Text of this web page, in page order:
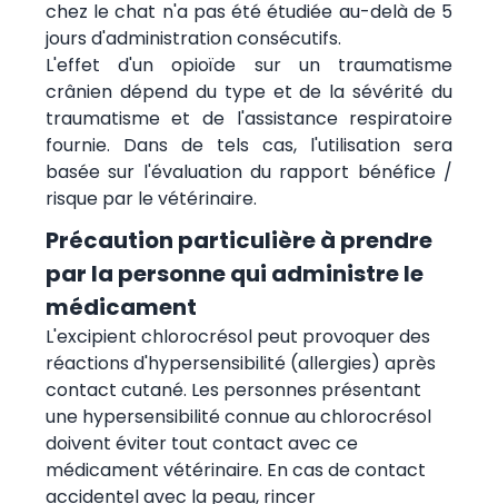
chez le chat n'a pas été étudiée au-delà de 5
jours d'administration consécutifs.
L'effet d'un opioïde sur un traumatisme
crânien dépend du type et de la sévérité du
traumatisme et de l'assistance respiratoire
fournie. Dans de tels cas, l'utilisation sera
basée sur l'évaluation du rapport bénéfice /
risque par le vétérinaire.
Précaution particulière à prendre
par la personne qui administre le
médicament
L'excipient chlorocrésol peut provoquer des
réactions d'hypersensibilité (allergies) après
contact cutané. Les personnes présentant
une hypersensibilité connue au chlorocrésol
doivent éviter tout contact avec ce
médicament vétérinaire. En cas de contact
accidentel avec la peau, rincer